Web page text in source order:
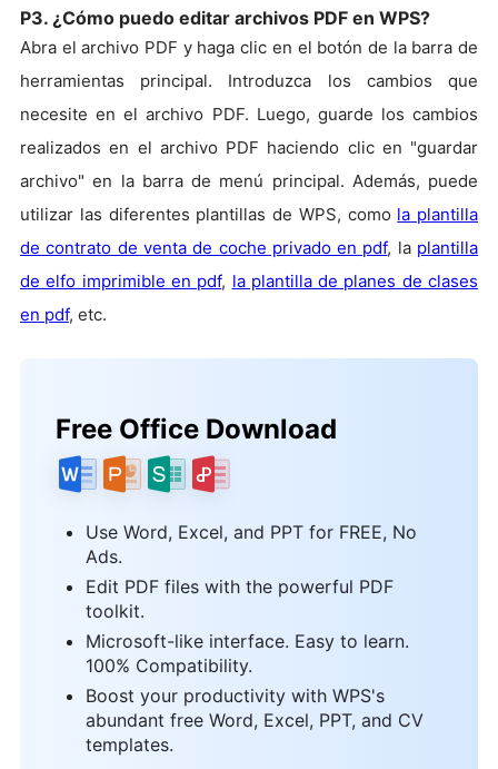
P3. ¿Cómo puedo editar archivos PDF en WPS?
Abra el archivo PDF y haga clic en el botón de la barra de
herramientas principal. Introduzca los cambios que
necesite en el archivo PDF. Luego, guarde los cambios
realizados en el archivo PDF haciendo clic en "guardar
archivo" en la barra de menú principal. Además, puede
utilizar las diferentes plantillas de WPS, como la plantilla
de contrato de venta de coche privado en pdf, la plantilla
de elfo imprimible en pdf, la plantilla de planes de clases
en pdf, etc.
Free Office Download
Use Word, Excel, and PPT for FREE, No
Ads.
Edit PDF files with the powerful PDF
toolkit.
Microsoft-like interface. Easy to learn.
100% Compatibility.
Boost your productivity with WPS's
abundant free Word, Excel, PPT, and CV
templates.